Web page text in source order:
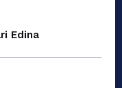
Edina